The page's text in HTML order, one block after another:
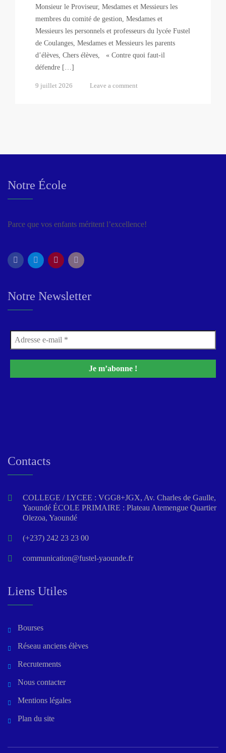
Monsieur le Proviseur, Mesdames et Messieurs les
membres du comité de gestion, Mesdames et
Messieurs les personnels et professeurs du lycée Fustel
de Coulanges, Mesdames et Messieurs les parents
d’élèves, Chers élèves, « Contre quoi faut-il
défendre […]
9 juillet 2026 Leave a comment
Notre École
Parce que vos enfants méritent l’excellence!
Notre Newsletter
Contacts
COLLEGE / LYCEE : VGG8+JGX, Av. Charles de Gaulle,
Yaoundé ÉCOLE PRIMAIRE : Plateau Atemengue Quartier
Olezoa, Yaoundé
(+237) 242 23 23 00
communication@fustel-yaounde.fr
Liens Utiles
Bourses
Réseau anciens élèves
Recrutements
Nous contacter
Mentions légales
Plan du site